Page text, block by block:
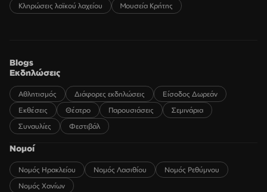
Κληρώσεις λαϊκού λαχείου
Μουσεία Κρήτης
Blogs
Εκδηλώσεις
Αθλητισμός Διάφορες εκδηλώσεις
Είσοδος Δωρεάν
Εκθέσεις
Θέατρο Παρουσιάσεις
Σεμινάρια
Συναυλίες
Φεστιβάλ
Νομοί
Νομός Ηρακλείου Νομός Λασιθίου
Νομός Ρεθύμνου
Νομός Χανίων